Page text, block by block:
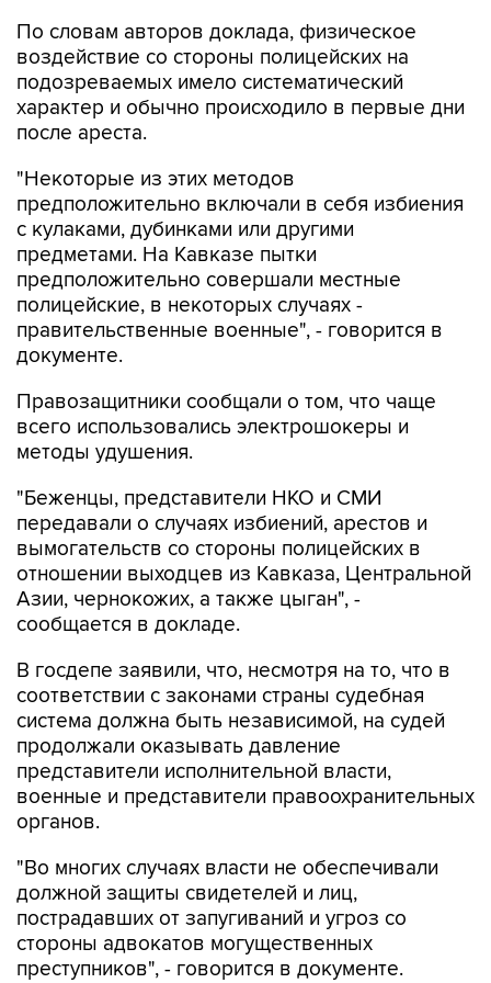
По словам авторов доклада, физическое
воздействие со стороны полицейских на
подозреваемых имело систематический
характер и обычно происходило в первые дни
после ареста.
"Некоторые из этих методов
предположительно включали в себя избиения
с кулаками, дубинками или другими
предметами. На Кавказе пытки
предположительно совершали местные
полицейские, в некоторых случаях -
правительственные военные", - говорится в
документе.
Правозащитники сообщали о том, что чаще
всего использовались электрошокеры и
методы удушения.
"Беженцы, представители НКО и СМИ
передавали о случаях избиений, арестов и
вымогательств со стороны полицейских в
отношении выходцев из Кавказа, Центральной
Азии, чернокожих, а также цыган", -
сообщается в докладе.
В госдепе заявили, что, несмотря на то, что в
соответствии с законами страны судебная
система должна быть независимой, на судей
продолжали оказывать давление
представители исполнительной власти,
военные и представители правоохранительных
органов.
"Во многих случаях власти не обеспечивали
должной защиты свидетелей и лиц,
пострадавших от запугиваний и угроз со
стороны адвокатов могущественных
преступников", - говорится в документе.